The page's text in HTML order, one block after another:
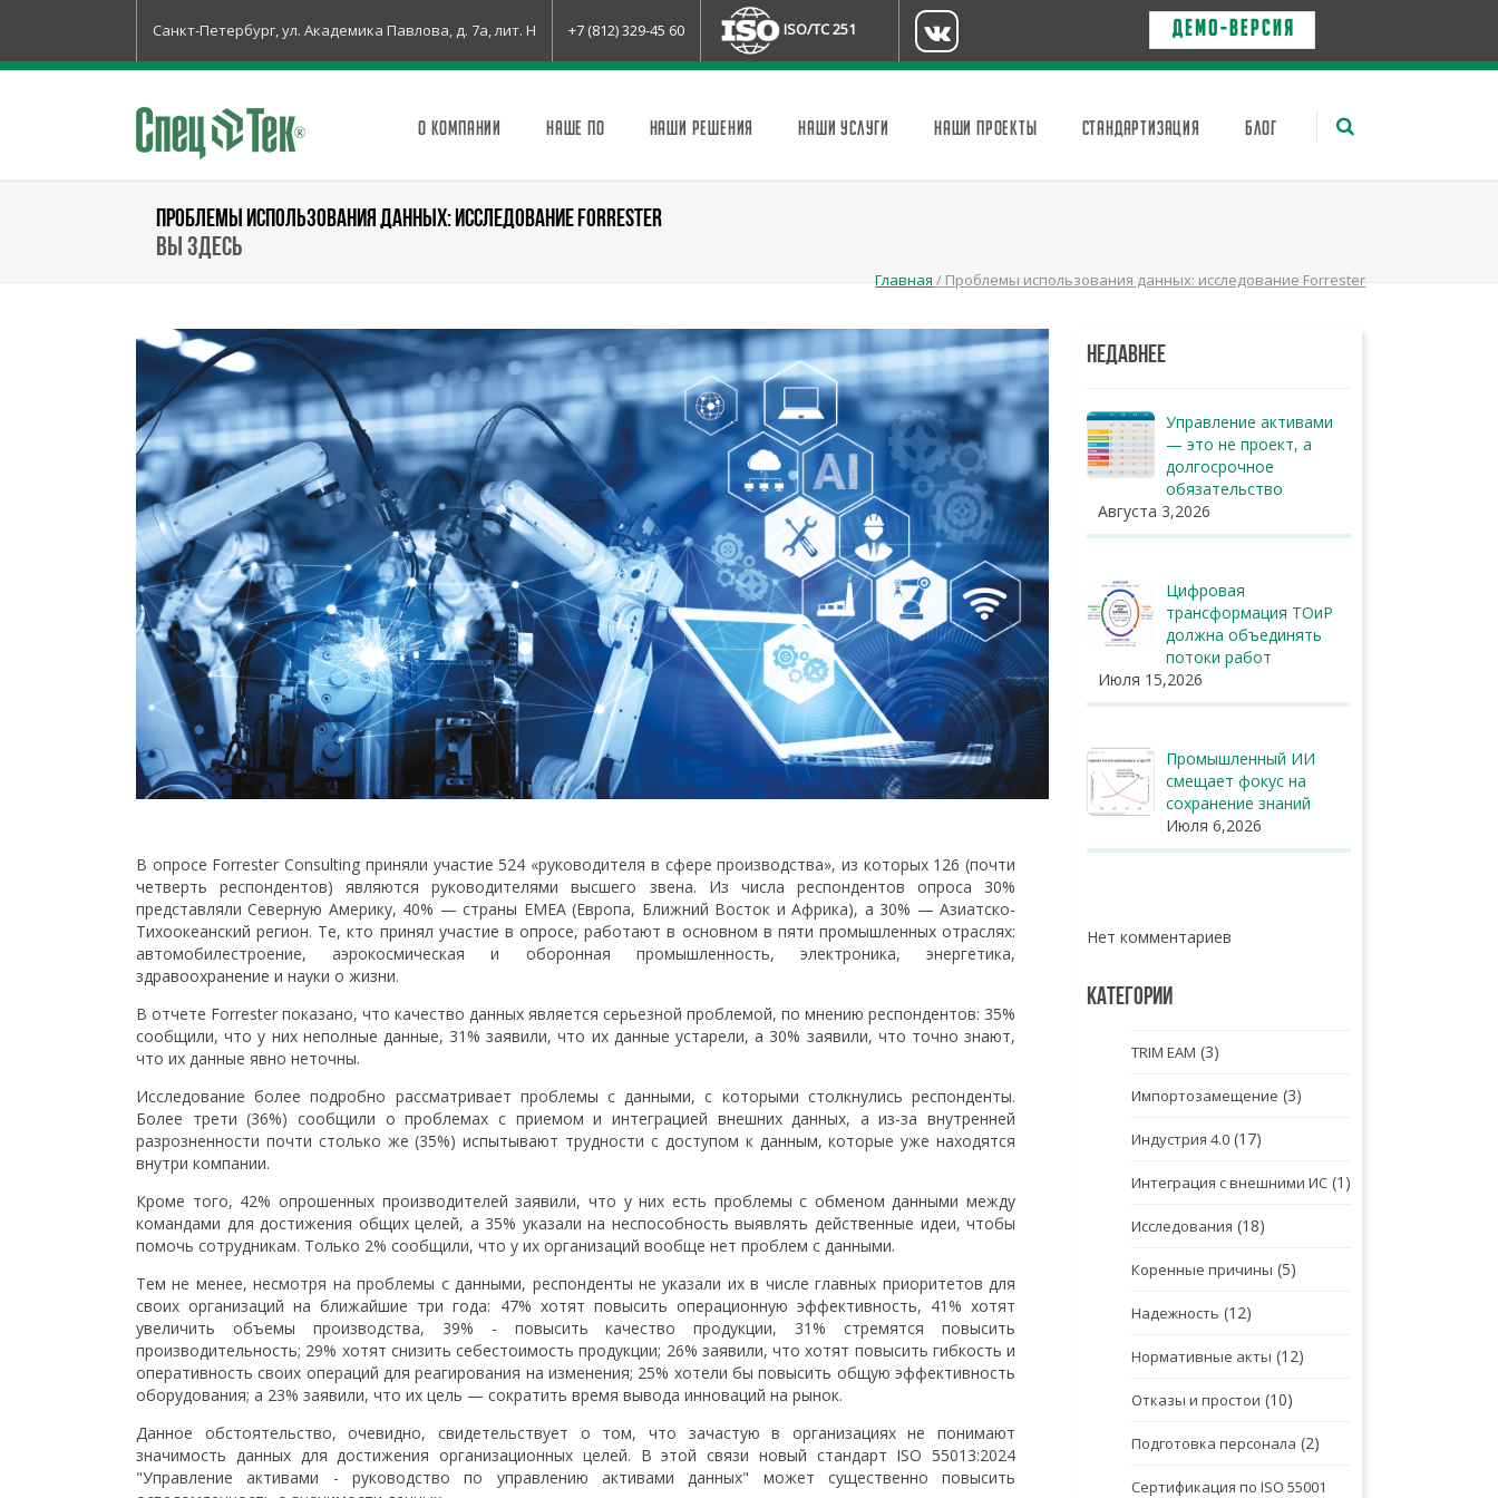
Санкт-Петербург, ул. Академика Павлова, д. 7а, лит. Н +7 (812) 329-45 60 ISO/TC 251 Д Е М О - в е р с и я
О КОМПАНИИ НАШЕ ПО НАШИ РЕШЕНИЯ НАШИ УСЛУГИ НАШИ ПРОЕКТЫ СТАНДАРТИЗАЦИЯ БЛОГ
ПРОБЛЕМЫ ИСПОЛЬЗОВАНИЯ ДАННЫХ: ИССЛЕДОВАНИЕ FORRESTER
Вы здесь
Главная/Проблемы использования данных: исследование Forrester
В опросе Forrester Consulting приняли участие 524 «руководителя в сфере производства», из которых 126 (почти
четверть респондентов) являются руководителями высшего звена. Из числа респондентов опроса 30%
представляли Северную Америку, 40% — страны EMEA (Европа, Ближний Восток и Африка), а 30% — Азиатско-
Тихоокеанский регион. Те, кто принял участие в опросе, работают в основном в пяти промышленных отраслях:
автомобилестроение, аэрокосмическая и оборонная промышленность, электроника, энергетика,
здравоохранение и науки о жизни.
В отчете Forrester показано, что качество данных является серьезной проблемой, по мнению респондентов: 35%
сообщили, что у них неполные данные, 31% заявили, что их данные устарели, а 30% заявили, что точно знают,
что их данные явно неточны.
Исследование более подробно рассматривает проблемы с данными, с которыми столкнулись респонденты.
Более трети (36%) сообщили о проблемах с приемом и интеграцией внешних данных, а из-за внутренней
разрозненности почти столько же (35%) испытывают трудности с доступом к данным, которые уже находятся
внутри компании.
Кроме того, 42% опрошенных производителей заявили, что у них есть проблемы с обменом данными между
командами для достижения общих целей, а 35% указали на неспособность выявлять действенные идеи, чтобы
помочь сотрудникам. Только 2% сообщили, что у их организаций вообще нет проблем с данными.
Тем не менее, несмотря на проблемы с данными, респонденты не указали их в числе главных приоритетов для
своих организаций на ближайшие три года: 47% хотят повысить операционную эффективность, 41% хотят
увеличить объемы производства, 39% - повысить качество продукции, 31% стремятся повысить
производительность; 29% хотят снизить себестоимость продукции; 26% заявили, что хотят повысить гибкость и
оперативность своих операций для реагирования на изменения; 25% хотели бы повысить общую эффективность
оборудования; а 23% заявили, что их цель — сократить время вывода инноваций на рынок.
Данное обстоятельство, очевидно, свидетельствует о том, что зачастую в организациях не понимают
значимость данных для достижения организационных целей. В этой связи новый стандарт ISO 55013:2024
"Управление активами - руководство по управлению активами данных" может существенно повысить
НЕДАВНЕЕ
Управление активами
— это не проект, а
долгосрочное
обязательство
Августа 3,2026
Цифровая
трансформация ТОиР
должна объединять
потоки работ
Июля 15,2026
Промышленный ИИ
смещает фокус на
сохранение знаний
Июля 6,2026
Нет комментариев
КАТЕГОРИИ
TRIM EAM (3)
Импортозамещение (3)
Индустрия 4.0(17)
Интеграция с внешними ИС(1)
Исследования (18)
Коренные причины (5)
Надежность (12)
Нормативные акты (12)
Отказы и простои (10)
Подготовка персонала (2)
Сертификация по ISO 55001